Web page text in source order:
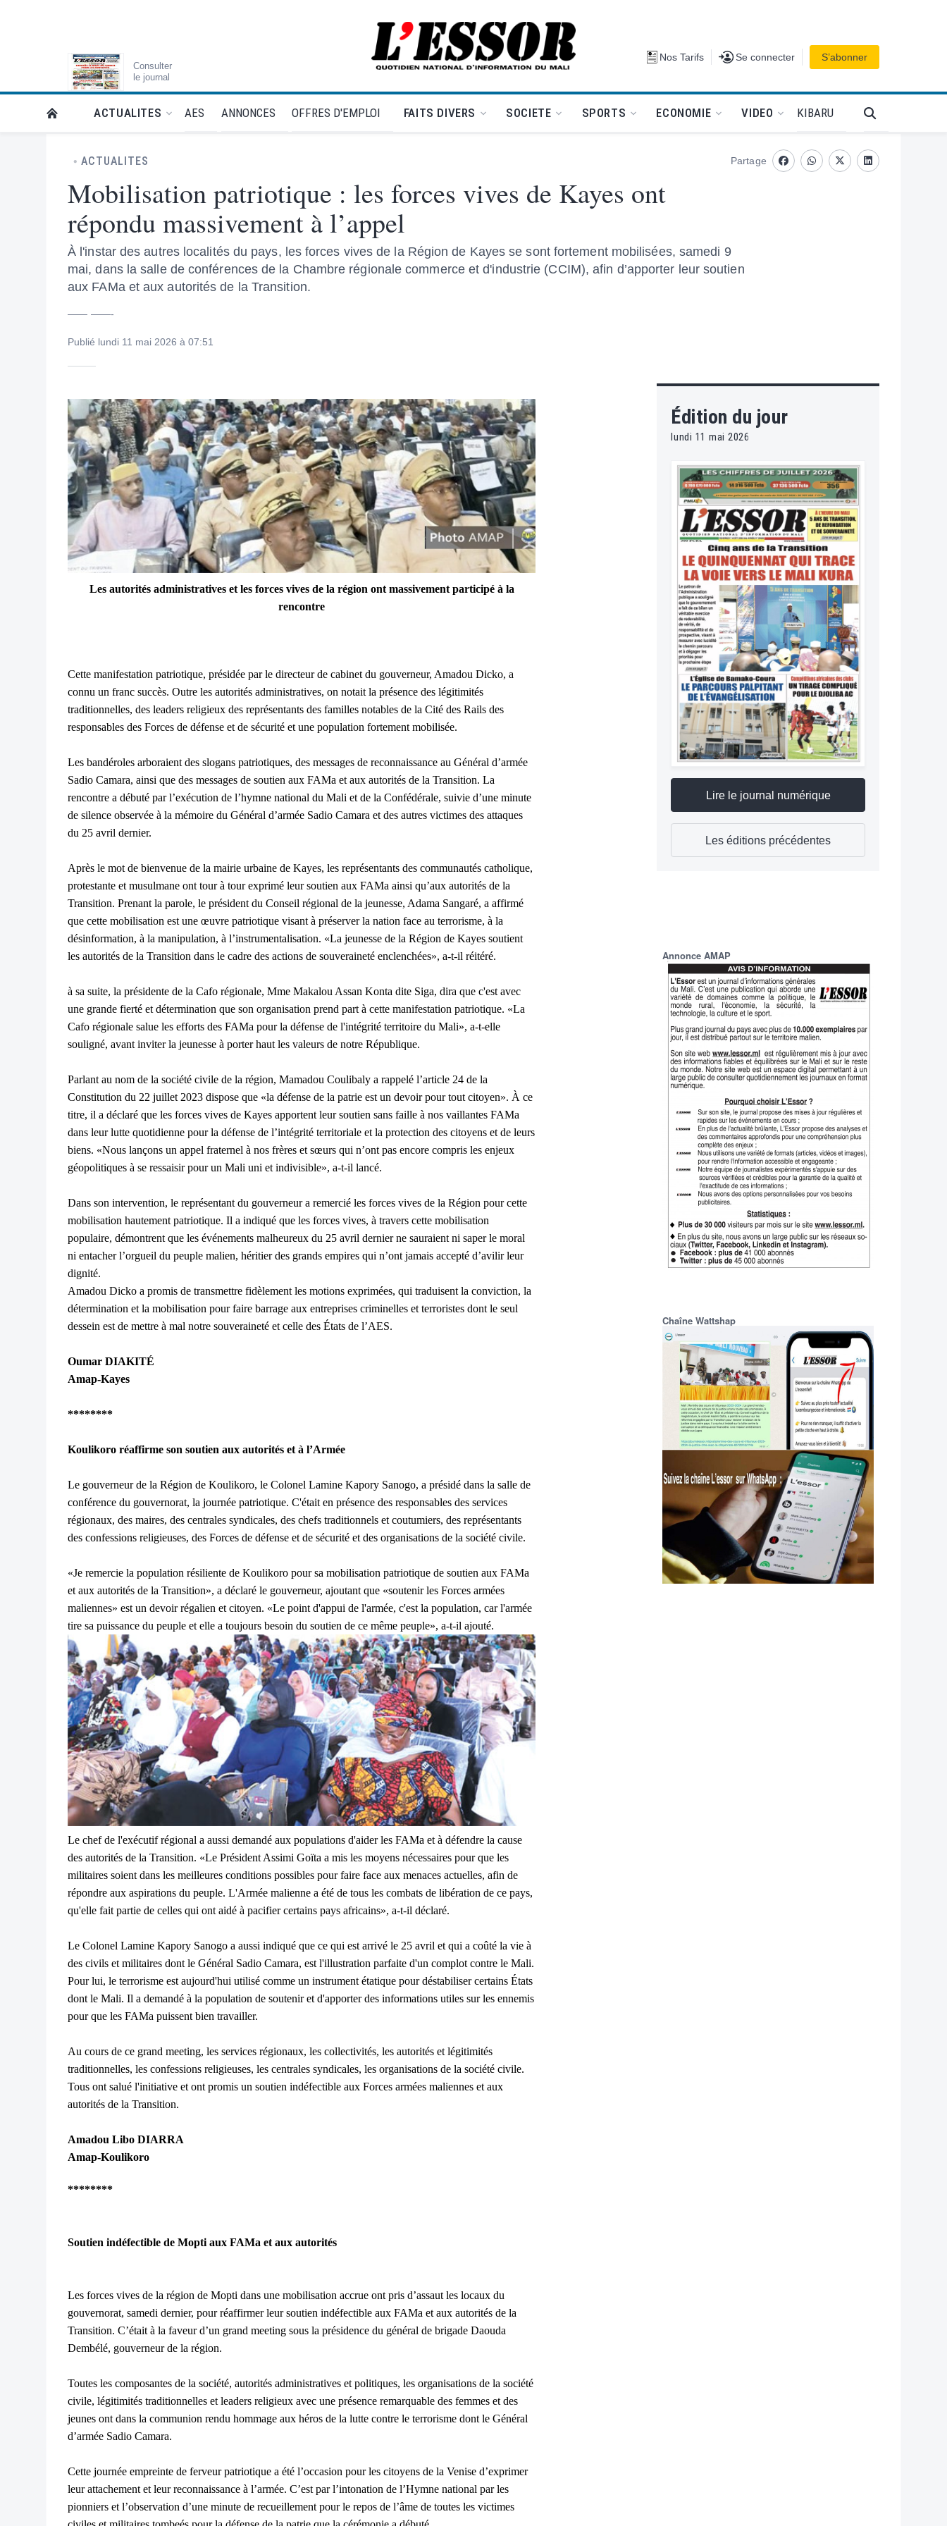
Consulter
le journal
L'Essor - retour à la une Nos Tarifs Se connecter
Se connecter S’abonner
RETOUR À LA PAGE D’ACCUEIL DE L'ESSOR
ACTUALITES AES ANNONCES OFFRES D'EMPLOI FAITS DIVERS SOCIETE SPORTS ECONOMIE VIDEO KIBARU
ACTUALITES
Mobilisation patriotique : les forces vives de Kayes ont
répondu massivement à l’appel
À l'instar des autres localités du pays, les forces vives de la Région de Kayes se sont fortement mobilisées, samedi 9
mai, dans la salle de conférences de la Chambre régionale commerce et d'industrie (CCIM), afin d’apporter leur soutien
aux FAMa et aux autorités de la Transition.
—— ——-
Publié lundi 11 mai 2026 à 07:51
Partage
FacebookwhatsappTwitterLinkedin
Les autorités administratives et les forces vives de la région ont massivement participé à la
rencontre
Cette manifestation patriotique, présidée par le directeur de cabinet du gouverneur, Amadou Dicko, a
connu un franc succès. Outre les autorités administratives, on notait la présence des légitimités
traditionnelles, des leaders religieux des représentants des familles notables de la Cité des Rails des
responsables des Forces de défense et de sécurité et une population fortement mobilisée.
Les bandéroles arboraient des slogans patriotiques, des messages de reconnaissance au Général d’armée
Sadio Camara, ainsi que des messages de soutien aux FAMa et aux autorités de la Transition. La
rencontre a débuté par l’exécution de l’hymne national du Mali et de la Confédérale, suivie d’une minute
de silence observée à la mémoire du Général d’armée Sadio Camara et des autres victimes des attaques
du 25 avril dernier.
Après le mot de bienvenue de la mairie urbaine de Kayes, les représentants des communautés catholique,
protestante et musulmane ont tour à tour exprimé leur soutien aux FAMa ainsi qu’aux autorités de la
Transition. Prenant la parole, le président du Conseil régional de la jeunesse, Adama Sangaré, a affirmé
que cette mobilisation est une œuvre patriotique visant à préserver la nation face au terrorisme, à la
désinformation, à la manipulation, à l’instrumentalisation. «La jeunesse de la Région de Kayes soutient
les autorités de la Transition dans le cadre des actions de souveraineté enclenchées», a-t-il réitéré.
à sa suite, la présidente de la Cafo régionale, Mme Makalou Assan Konta dite Siga, dira que c'est avec
une grande fierté et détermination que son organisation prend part à cette manifestation patriotique. «La
Cafo régionale salue les efforts des FAMa pour la défense de l'intégrité territoire du Mali», a-t-elle
souligné, avant inviter la jeunesse à porter haut les valeurs de notre République.
Parlant au nom de la société civile de la région, Mamadou Coulibaly a rappelé l’article 24 de la
Constitution du 22 juillet 2023 dispose que «la défense de la patrie est un devoir pour tout citoyen». À ce
titre, il a déclaré que les forces vives de Kayes apportent leur soutien sans faille à nos vaillantes FAMa
dans leur lutte quotidienne pour la défense de l’intégrité territoriale et la protection des citoyens et de leurs
biens. «Nous lançons un appel fraternel à nos frères et sœurs qui n’ont pas encore compris les enjeux
géopolitiques à se ressaisir pour un Mali uni et indivisible», a-t-il lancé.
Dans son intervention, le représentant du gouverneur a remercié les forces vives de la Région pour cette
mobilisation hautement patriotique. Il a indiqué que les forces vives, à travers cette mobilisation
populaire, démontrent que les événements malheureux du 25 avril dernier ne sauraient ni saper le moral
ni entacher l’orgueil du peuple malien, héritier des grands empires qui n’ont jamais accepté d’avilir leur
dignité.
Amadou Dicko a promis de transmettre fidèlement les motions exprimées, qui traduisent la conviction, la
détermination et la mobilisation pour faire barrage aux entreprises criminelles et terroristes dont le seul
dessein est de mettre à mal notre souveraineté et celle des États de l’AES.
Oumar DIAKITÉ
Amap-Kayes
********
Koulikoro réaffirme son soutien aux autorités et à l’Armée
Le gouverneur de la Région de Koulikoro, le Colonel Lamine Kapory Sanogo, a présidé dans la salle de
conférence du gouvernorat, la journée patriotique. C'était en présence des responsables des services
régionaux, des maires, des centrales syndicales, des chefs traditionnels et coutumiers, des représentants
des confessions religieuses, des Forces de défense et de sécurité et des organisations de la société civile.
«Je remercie la population résiliente de Koulikoro pour sa mobilisation patriotique de soutien aux FAMa
et aux autorités de la Transition», a déclaré le gouverneur, ajoutant que «soutenir les Forces armées
maliennes» est un devoir régalien et citoyen. «Le point d'appui de l'armée, c'est la population, car l'armée
tire sa puissance du peuple et elle a toujours besoin du soutien de ce même peuple», a-t-il ajouté.
Le chef de l'exécutif régional a aussi demandé aux populations d'aider les FAMa et à défendre la cause
des autorités de la Transition. «Le Président Assimi Goïta a mis les moyens nécessaires pour que les
militaires soient dans les meilleures conditions possibles pour faire face aux menaces actuelles, afin de
répondre aux aspirations du peuple. L'Armée malienne a été de tous les combats de libération de ce pays,
qu'elle fait partie de celles qui ont aidé à pacifier certains pays africains», a-t-il déclaré.
Le Colonel Lamine Kapory Sanogo a aussi indiqué que ce qui est arrivé le 25 avril et qui a coûté la vie à
des civils et militaires dont le Général Sadio Camara, est l'illustration parfaite d'un complot contre le Mali.
Pour lui, le terrorisme est aujourd'hui utilisé comme un instrument étatique pour déstabiliser certains États
dont le Mali. Il a demandé à la population de soutenir et d'apporter des informations utiles sur les ennemis
pour que les FAMa puissent bien travailler.
Au cours de ce grand meeting, les services régionaux, les collectivités, les autorités et légitimités
traditionnelles, les confessions religieuses, les centrales syndicales, les organisations de la société civile.
Tous ont salué l'initiative et ont promis un soutien indéfectible aux Forces armées maliennes et aux
autorités de la Transition.
Amadou Libo DIARRA
Amap-Koulikoro
********
Soutien indéfectible de Mopti aux FAMa et aux autorités
Les forces vives de la région de Mopti dans une mobilisation accrue ont pris d’assaut les locaux du
gouvernorat, samedi dernier, pour réaffirmer leur soutien indéfectible aux FAMa et aux autorités de la
Transition. C’était à la faveur d’un grand meeting sous la présidence du général de brigade Daouda
Dembélé, gouverneur de la région.
Toutes les composantes de la société, autorités administratives et politiques, les organisations de la société
civile, légitimités traditionnelles et leaders religieux avec une présence remarquable des femmes et des
jeunes ont dans la communion rendu hommage aux héros de la lutte contre le terrorisme dont le Général
d’armée Sadio Camara.
Cette journée empreinte de ferveur patriotique a été l’occasion pour les citoyens de la Venise d’exprimer
leur attachement et leur reconnaissance à l’armée. C’est par l’intonation de l’Hymne national par les
pionniers et l’observation d’une minute de recueillement pour le repos de l’âme de toutes les victimes
Édition du jour
lundi 11 mai 2026
Lire le journal numérique
Les éditions précédentes
Annonce AMAP
Chaîne Wattshap